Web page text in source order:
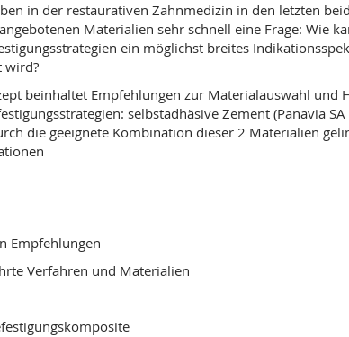
in der restaurativen Zahnmedizin in den letzten
Materialien sehr schnell eine Frage: Wie
ein möglichst breites
wird?
beinhaltet Empfehlungen zur Materialauswahl und
selbstadhäsive Zement (Panavia
die geeignete Kombination dieser 2 Materialien
Empfehlungen
Verfahren und Materialien